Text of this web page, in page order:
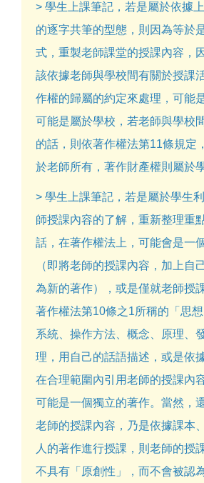
> 學生上課筆記，若是屬於依據
的逐字共筆的型態，則因為等於
式，重製老師課堂的授課內容，
該依據老師與學校間有關於授課
作權的歸屬的約定來處理，可能
可能是屬於學校，若老師與學校
的話，則依著作權法第11條規定
於老師所有，著作財產權則屬於
> 學生上課筆記，若是屬於學生
師授課內容的了解，重新整理重
話，在著作權法上，可能會是一
（即將老師的授課內容，加上自
為新的著作），或是僅就老師授
著作權法第10條之1所稱的「思想
系統、操作方法、概念、原理、
理，用自己的話語描述，或是依
在合理範圍內引用老師的授課內
可能是一個獨立的著作。當然，
老師的授課內容，乃是依據課本
人的著作進行授課，則老師的授
不具有「原創性」，而不會被認